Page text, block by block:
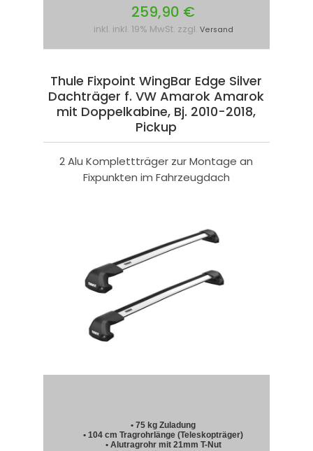
259,90 €
inkl. inkl. 19% MwSt. zzgl. Versand
Thule Fixpoint WingBar Edge Silver
Dachträger f. VW Amarok Amarok
mit Doppelkabine, Bj. 2010-2018,
Pickup
2 Alu Komplettträger zur Montage an
Fixpunkten im Fahrzeugdach
• 75 kg Zuladung
• 104 cm Tragrohrlänge (Teleskopträger)
• Alutragrohr mit 21mm T-Nut